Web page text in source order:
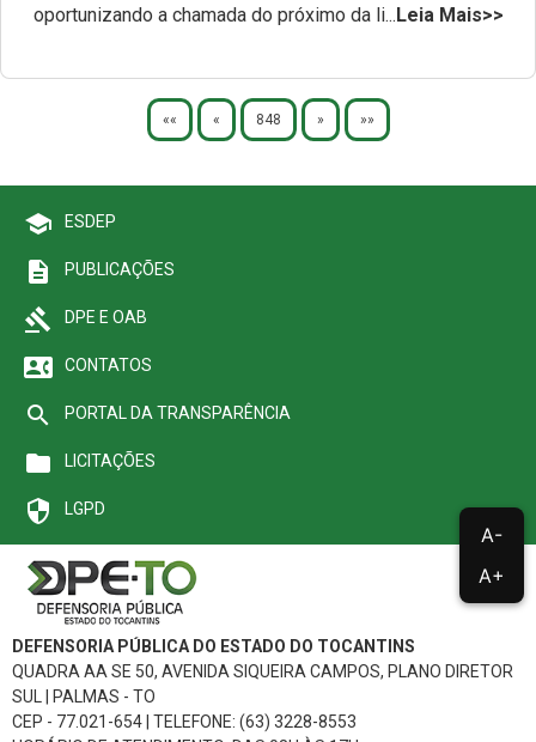
oportunizando a chamada do próximo da li... Leia Mais>>
«« « 848 » »»
school ESDEP
description PUBLICAÇÕES
gavel DPE E OAB
contact_phone CONTATOS
search PORTAL DA TRANSPARÊNCIA
folder LICITAÇÕES
security LGPD
DEFENSORIA PÚBLICA DO ESTADO DO TOCANTINS
QUADRA AA SE 50, AVENIDA SIQUEIRA CAMPOS, PLANO DIRETOR
SUL | PALMAS - TO
CEP - 77.021-654 | TELEFONE: (63) 3228-8553
A-
A+